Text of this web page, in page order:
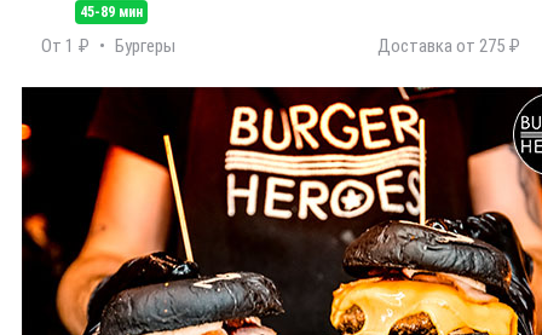
45-89 мин
От 1 ₽ Бургеры Доставка от 275 ₽